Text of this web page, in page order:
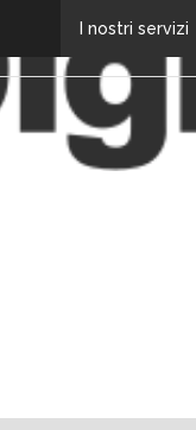
I nostri servizi